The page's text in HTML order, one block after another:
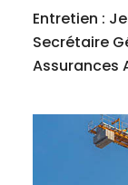
Entretien :
Secrétaire
Assurances